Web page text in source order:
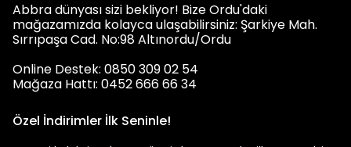
Abbra dünyası sizi bekliyor! Bize Ordu'daki
mağazamızda kolayca ulaşabilirsiniz: Şarkiye Mah.
Sırrıpaşa Cad. No:98 Altınordu/Ordu
Online Destek: 0850 309 02 54
Mağaza Hattı: 0452 666 66 34
Özel İndirimler İlk Seninle!